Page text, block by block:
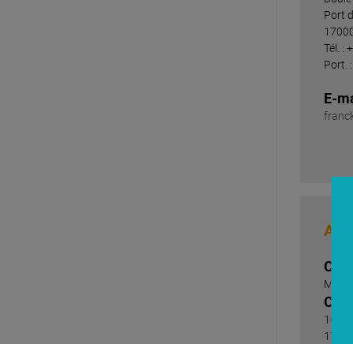
Port
Tél. :
Port.
E-
10